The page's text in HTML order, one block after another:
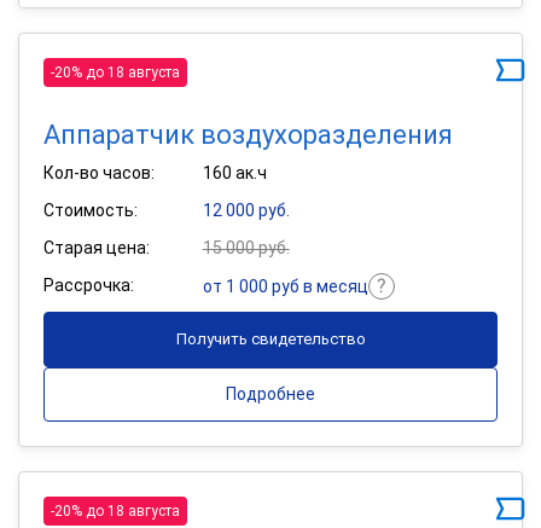
-20% до 18 августа
Аппаратчик воздухоразделения
Кол-во часов:
160 ак.ч
Стоимость:
12 000 руб.
Старая цена:
15 000 руб.
Рассрочка:
от 1 000 руб в месяц
Получить свидетельство
Подробнее
-20% до 18 августа